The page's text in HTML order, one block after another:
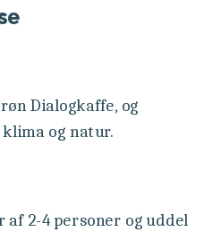
Dialogkaffe, og
og natur.
af 2-4 personer og uddel